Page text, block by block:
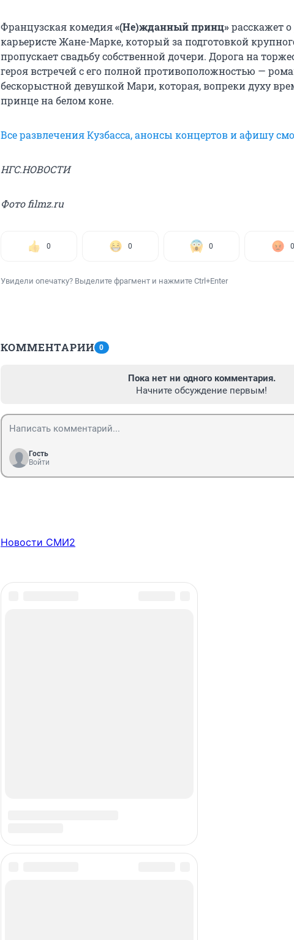
Французская комедия«(Не)жданный принц»расскажет
карьеристе Жане-Марке, который за подготовкой
пропускает свадьбу собственной дочери. Дорога на
героя встречей с его полной противоположностью —
бескорыстной девушкой Мари, которая, вопреки духу
принце на белом коне.
Все развлечения Кузбасса, анонсы концертов и афишу
НГС.НОВОСТИ
Фото filmz.ru
0 0 0 0
Увидели опечатку? Выделите фрагмент и нажмите Ctrl+Enter
КОММЕНТАРИИ 0
Пока нет ни одного комментария.
Начните обсуждение первым!
Гость
Войти
Новости СМИ2